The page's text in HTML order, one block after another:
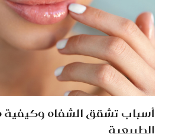
أسباب تشقق الشفاه وكيفية
الطبيعية